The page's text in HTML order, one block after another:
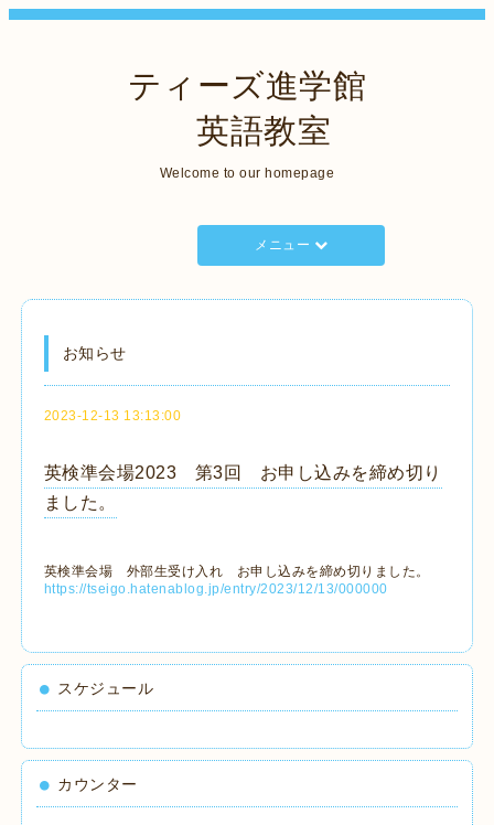
ティーズ進学館
英語教室
Welcome to our homepage
メニュー
お知らせ
2023-12-13 13:13:00
英検準会場2023 第3回 お申し込みを締め切り
ました。
英検準会場 外部生受け入れ お申し込みを締め切りました。
https://tseigo.hatenablog.jp/entry/2023/12/13/000000
スケジュール
カウンター